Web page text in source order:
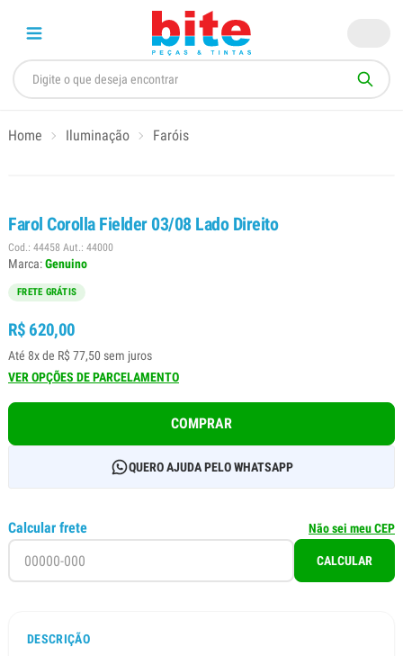
Home Iluminação Faróis
Farol Corolla Fielder 03/08 Lado Direito
Cod.: 44458 Aut.: 44000
Marca:Genuino
FRETE GRÁTIS
R$ 620,00
Até 8x de R$ 77,50 sem juros
VER OPÇÕES DE PARCELAMENTO
COMPRAR
QUERO AJUDA PELO WHATSAPP
Calcular frete Não sei meu CEP
CALCULAR
DESCRIÇÃO